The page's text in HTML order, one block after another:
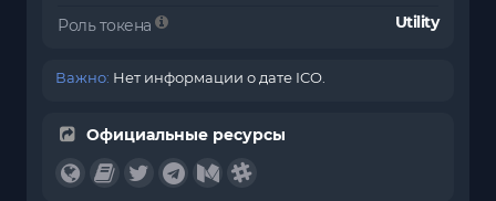
Роль токена
Utility
Важно: Нет информации о дате ICO.
Официальные ресурсы